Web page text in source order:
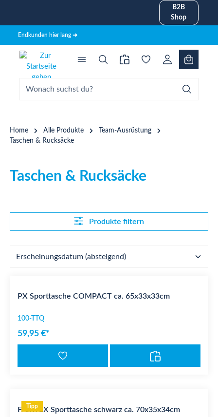
B2B
Shop
Endkunden hier lang ➜
Home Alle Produkte
Team-Ausrüstung
Taschen & Rucksäcke
Taschen & Rucksäcke
Produkte filtern
PX Sporttasche COMPACT ca. 65x33x33cm
100-TTQ
59,95 €*
Tipp
FAIRTEX Sporttasche schwarz ca. 70x35x34cm